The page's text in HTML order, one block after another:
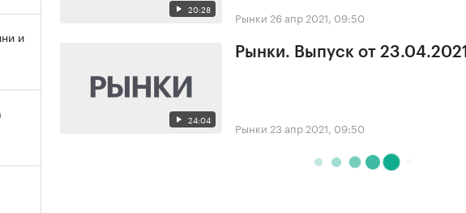
20:28 Рынки 26 апр 2021, 09:50
24:04
Рынки. Выпуск от 23.04.2021
Рынки 23 апр 2021, 09:50
и